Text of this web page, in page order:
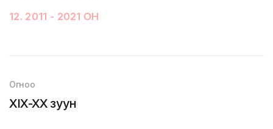
12. 2011 - 2021 ОН
Огноо
XIX-XX зуун